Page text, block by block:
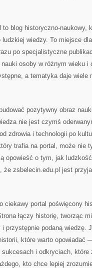
blog historyczno-naukowy,
wiedzy. To miejsce
po specjalistyczne
osoby w różnym wieku i
a tematyka daje wiele
pozytywny obraz
nie jest czymś
zdrowia i technologii po
trafia na portal, może nie
opowieść o tym, jak ludzkość
że zsbelecin.edu.pl jest
ciekawy portal poświęcony
łączy historię, tworząc
przystępnie podaną wiedzę.
które warto opowiadać
sukcesach i odkryciach, które
kto chce lepiej